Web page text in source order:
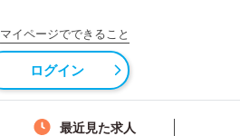
マイページでできること
ログイン
最近見た求人